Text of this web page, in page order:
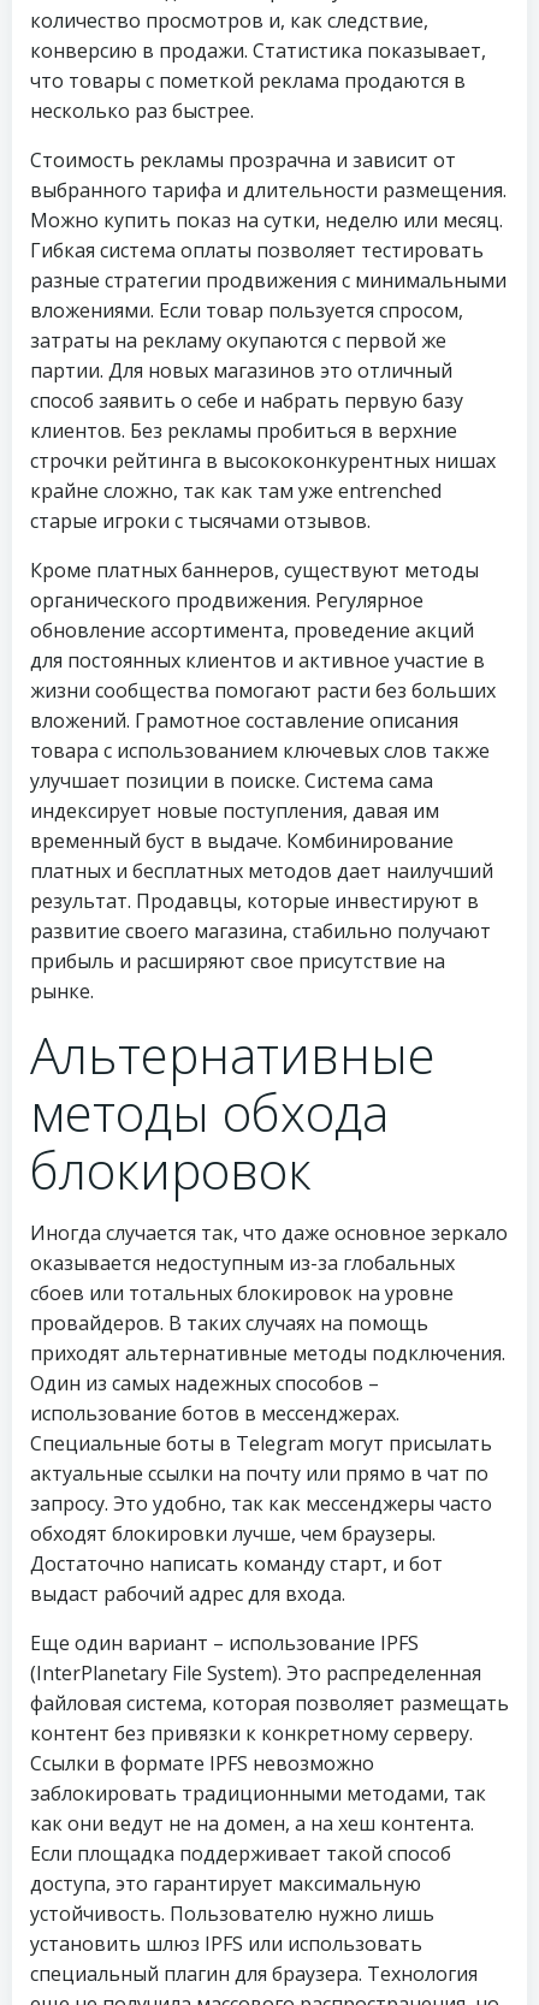
количество просмотров и, как следствие,
конверсию в продажи. Статистика показывает,
что товары с пометкой реклама продаются в
несколько раз быстрее.
Стоимость рекламы прозрачна и зависит от
выбранного тарифа и длительности размещения.
Можно купить показ на сутки, неделю или месяц.
Гибкая система оплаты позволяет тестировать
разные стратегии продвижения с минимальными
вложениями. Если товар пользуется спросом,
затраты на рекламу окупаются с первой же
партии. Для новых магазинов это отличный
способ заявить о себе и набрать первую базу
клиентов. Без рекламы пробиться в верхние
строчки рейтинга в высококонкурентных нишах
крайне сложно, так как там уже entrenched
старые игроки с тысячами отзывов.
Кроме платных баннеров, существуют методы
органического продвижения. Регулярное
обновление ассортимента, проведение акций
для постоянных клиентов и активное участие в
жизни сообщества помогают расти без больших
вложений. Грамотное составление описания
товара с использованием ключевых слов также
улучшает позиции в поиске. Система сама
индексирует новые поступления, давая им
временный буст в выдаче. Комбинирование
платных и бесплатных методов дает наилучший
результат. Продавцы, которые инвестируют в
развитие своего магазина, стабильно получают
прибыль и расширяют свое присутствие на
рынке.
Альтернативные
методы обхода
блокировок
Иногда случается так, что даже основное зеркало
оказывается недоступным из-за глобальных
сбоев или тотальных блокировок на уровне
провайдеров. В таких случаях на помощь
приходят альтернативные методы подключения.
Один из самых надежных способов –
использование ботов в мессенджерах.
Специальные боты в Telegram могут присылать
актуальные ссылки на почту или прямо в чат по
запросу. Это удобно, так как мессенджеры часто
обходят блокировки лучше, чем браузеры.
Достаточно написать команду старт, и бот
выдаст рабочий адрес для входа.
Еще один вариант – использование IPFS
(InterPlanetary File System). Это распределенная
файловая система, которая позволяет размещать
контент без привязки к конкретному серверу.
Ссылки в формате IPFS невозможно
заблокировать традиционными методами, так
как они ведут не на домен, а на хеш контента.
Если площадка поддерживает такой способ
доступа, это гарантирует максимальную
устойчивость. Пользователю нужно лишь
установить шлюз IPFS или использовать
специальный плагин для браузера. Технология